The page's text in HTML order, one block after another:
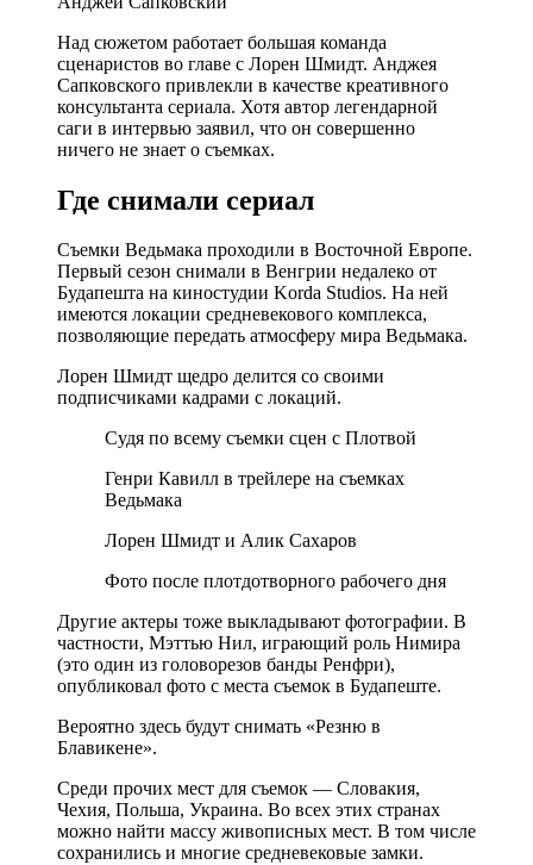
Над сюжетом работает большая команда
сценаристов во главе с Лорен Шмидт. Анджея
Сапковского привлекли в качестве креативного
консультанта сериала. Хотя автор легендарной
саги в интервью заявил, что он совершенно
ничего не знает о съемках.
Где снимали сериал
Съемки Ведьмака проходили в Восточной Европе.
Первый сезон снимали в Венгрии недалеко от
Будапешта на киностудии Korda Studios. На ней
имеются локации средневекового комплекса,
позволяющие передать атмосферу мира Ведьмака.
Лорен Шмидт щедро делится со своими
подписчиками кадрами с локаций.
Судя по всему съемки сцен с Плотвой
Генри Кавилл в трейлере на съемках
Ведьмака
Лорен Шмидт и Алик Сахаров
Фото после плотдотворного рабочего дня
Другие актеры тоже выкладывают фотографии. В
частности, Мэттью Нил, играющий роль Нимира
(это один из головорезов банды Ренфри),
опубликовал фото с места съемок в Будапеште.
Вероятно здесь будут снимать «Резню в
Блавикене».
Среди прочих мест для съемок — Словакия,
Чехия, Польша, Украина. Во всех этих странах
можно найти массу живописных мест. В том числе
сохранились и многие средневековые замки.